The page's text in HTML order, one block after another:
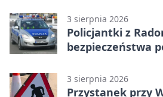
3 sierpnia 2026
Policjantki z
bezpieczeństwa
3 sierpnia 2026
Przystanek przy